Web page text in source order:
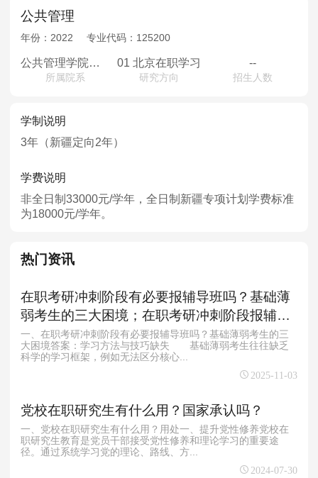
公共管理
年份： 2022 专业代码： 125200
公共管理学院（专业学位）
所属院系
01 北京在职学习
研究方向
--
招生人数
学制说明
3年（新疆定向2年）
学费说明
非全日制33000元/学年，全日制新疆专项计划学费标准
为18000元/学年。
热门资讯
在职考研冲刺阶段有必要报辅导班吗？基础薄
弱考生的三大困境；在职考研冲刺阶段报辅导
班的四大核心优势？
一、在职考研冲刺阶段有必要报辅导班吗？基础薄弱考生的三
大困境答案：学习方法与技巧缺失 基础薄弱考生往往缺乏
科学的学习框架，例如无法区分核心...
2025-11-03
党校在职研究生有什么用？国家承认吗？
一、党校在职研究生有什么用？用处一、提升党性修养党校在
职研究生教育是党员干部接受党性修养和理论学习的重要途
径。通过系统学习党的理论、路线、方...
2024-07-30